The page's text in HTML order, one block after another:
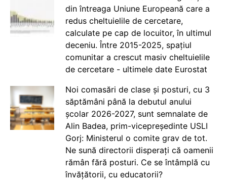
din întreaga Uniune Europeană care a
redus cheltuielile de cercetare,
calculate pe cap de locuitor, în ultimul
deceniu. Între 2015-2025, spațiul
comunitar a crescut masiv cheltuielile
de cercetare - ultimele date Eurostat
Noi comasări de clase și posturi, cu 3
săptămâni până la debutul anului
școlar 2026-2027, sunt semnalate de
Alin Badea, prim-vicepreședinte USLI
Gorj: Ministerul o comite grav de tot.
Ne sună directorii disperați că oamenii
rămân fără posturi. Ce se întâmplă cu
învățătorii, cu educatorii?